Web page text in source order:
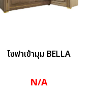
โซฟาเข้ามุม BELLA
N/A